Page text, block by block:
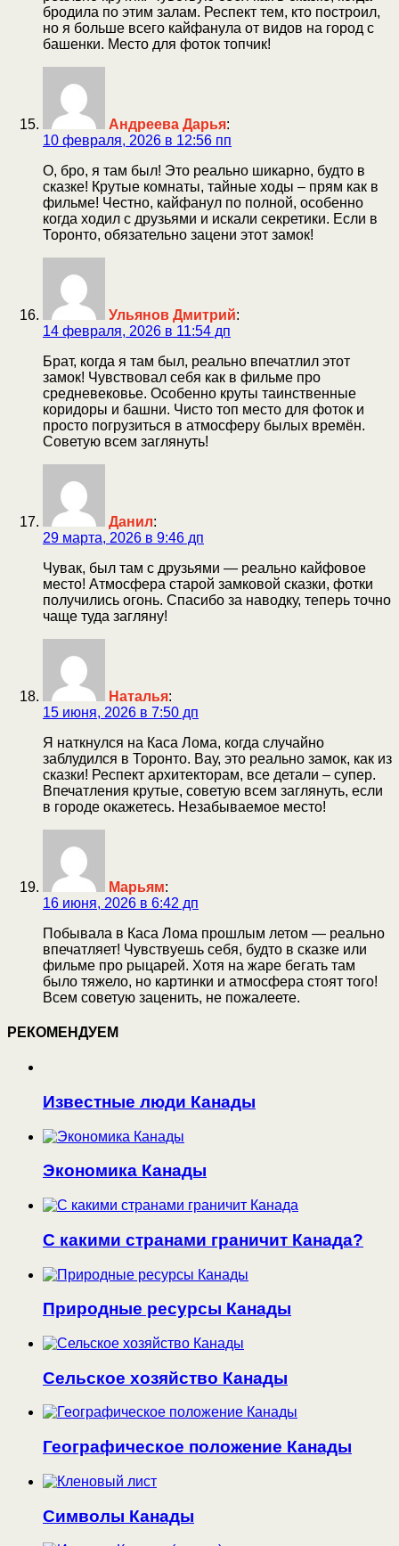
бродила по этим залам. Респект тем, кто построил,
но я больше всего кайфанула от видов на город с
башенки. Место для фоток топчик!
Андреева Дарья:
10 февраля, 2026 в 12:56 пп
О, бро, я там был! Это реально шикарно, будто в
сказке! Крутые комнаты, тайные ходы – прям как в
фильме! Честно, кайфанул по полной, особенно
когда ходил с друзьями и искали секретики. Если в
Торонто, обязательно зацени этот замок!
Ульянов Дмитрий:
14 февраля, 2026 в 11:54 дп
Брат, когда я там был, реально впечатлил этот
замок! Чувствовал себя как в фильме про
средневековье. Особенно круты таинственные
коридоры и башни. Чисто топ место для фоток и
просто погрузиться в атмосферу былых времён.
Советую всем заглянуть!
Данил:
29 марта, 2026 в 9:46 дп
Чувак, был там с друзьями — реально кайфовое
место! Атмосфера старой замковой сказки, фотки
получились огонь. Спасибо за наводку, теперь точно
чаще туда загляну!
Наталья:
15 июня, 2026 в 7:50 дп
Я наткнулся на Каса Лома, когда случайно
заблудился в Торонто. Вау, это реально замок, как из
сказки! Респект архитекторам, все детали – супер.
Впечатления крутые, советую всем заглянуть, если
в городе окажетесь. Незабываемое место!
Марьям:
16 июня, 2026 в 6:42 дп
Побывала в Каса Лома прошлым летом — реально
впечатляет! Чувствуешь себя, будто в сказке или
фильме про рыцарей. Хотя на жаре бегать там
было тяжело, но картинки и атмосфера стоят того!
Всем советую заценить, не пожалеете.
РЕКОМЕНДУЕМ
Известные люди Канады
Экономика Канады
С какими странами граничит Канада?
Природные ресурсы Канады
Сельское хозяйство Канады
Географическое положение Канады
Символы Канады